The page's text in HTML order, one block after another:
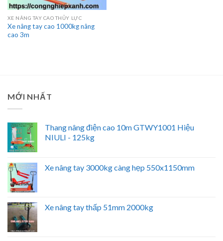
XE NÂNG TAY CAO THỦY LỰC
Xe nâng tay cao 1000kg nâng
cao 3m
MỚI NHẤT
Thang nâng điện cao 10m GTWY1001 Hiệu
NIULI - 125kg
Xe nâng tay 3000kg càng hẹp 550x1150mm
Xe nâng tay thấp 51mm 2000kg